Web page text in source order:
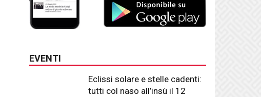
EVENTI
Eclissi solare e stelle cadenti:
tutti col naso all’insù il 12